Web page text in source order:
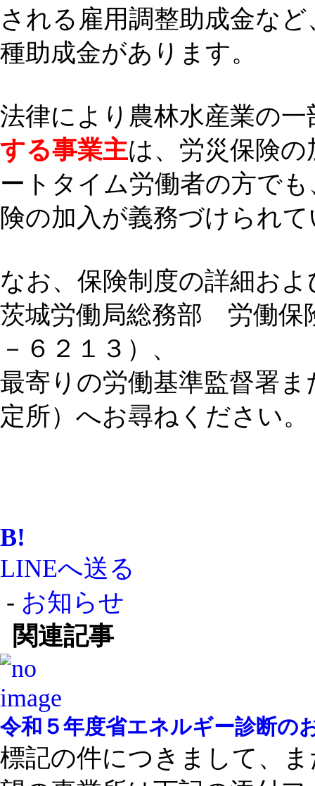
される雇用調整助成金な
種助成金があります。
法律により農林水産業の一
する事業主は、労災保険
ートタイム労働者の方で
険の加入が義務づけられ
なお、保険制度の詳細お
茨城労働局総務部 労働保
－６２１３）、
最寄りの労働基準監督署
定所）へお尋ねください。
B!
LINEへ送る
- お知らせ
関連記事
令和５年度省エネルギー診断の
標記の件につきまして、